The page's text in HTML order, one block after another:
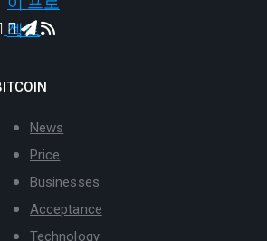
News
Price
Businesses
Acceptance
Technology